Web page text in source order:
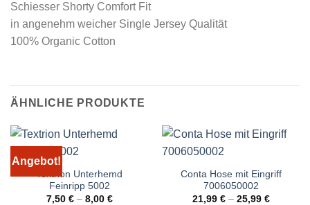
Schiesser Shorty Comfort Fit
in angenehm weicher Single Jersey Qualität
100% Organic Cotton
ÄHNLICHE PRODUKTE
Angebot!
Textrion Unterhemd
Feinripp 5002
7,50 €– 8,00 €
Conta Hose mit Eingriff
7006050002
21,99 €– 25,99 €